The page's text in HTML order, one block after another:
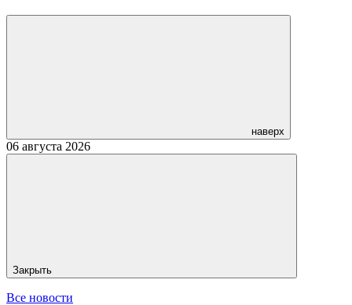
наверх
06 августа 2026
Закрыть
Все новости